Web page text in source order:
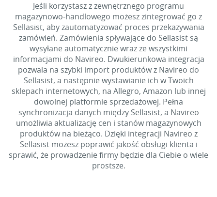
Jeśli korzystasz z zewnętrznego programu
magazynowo-handlowego możesz zintegrować go z
Sellasist, aby zautomatyzować proces przekazywania
zamówień. Zamówienia spływające do Sellasist są
wysyłane automatycznie wraz ze wszystkimi
informacjami do Navireo. Dwukierunkowa integracja
pozwala na szybki import produktów z Navireo do
Sellasist, a następnie wystawianie ich w Twoich
sklepach internetowych, na Allegro, Amazon lub innej
dowolnej platformie sprzedażowej. Pełna
synchronizacja danych między Sellasist, a Navireo
umożliwia aktualizację cen i stanów magazynowych
produktów na bieżąco. Dzięki integracji Navireo z
Sellasist możesz poprawić jakość obsługi klienta i
sprawić, że prowadzenie firmy będzie dla Ciebie o wiele
prostsze.